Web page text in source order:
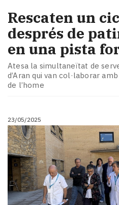
Rescaten un
després de
en una pista
Atesa la simultaneïtat de
d’Aran qui van col·laborar
de l’home
23/05/2025